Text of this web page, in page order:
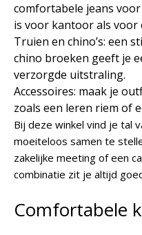
comfortabele jeans
is voor kantoor als voor
Truien en chino’s: een
chino broeken geeft je
verzorgde uitstraling.
Accessoires: maak je
zoals een leren riem of
Bij deze winkel vind je tal
moeiteloos samen te
zakelijke meeting of een
combinatie zit je altijd
Comfortabele